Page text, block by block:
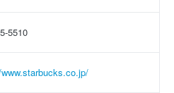
5510